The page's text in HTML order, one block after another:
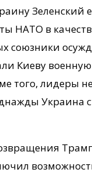
Зеленский
НАТО в
союзники
Киеву
того, лидеры
Украина